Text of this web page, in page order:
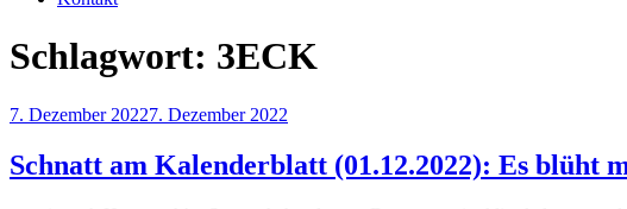
Schlagwort: 3ECK
Veröffentlicht
7. Dezember 20227. Dezember 2022
Schnatt am Kalenderblatt (01.12.2022): Es blüht